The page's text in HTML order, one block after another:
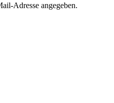
Adresse angegeben.